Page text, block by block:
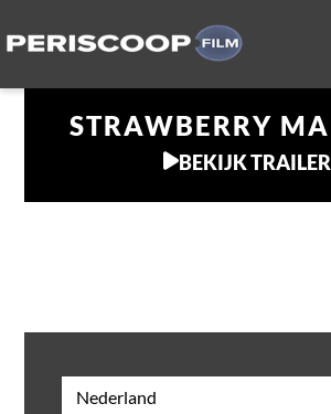
STRAWBERRY
BEKIJK TRAILER
Nederland